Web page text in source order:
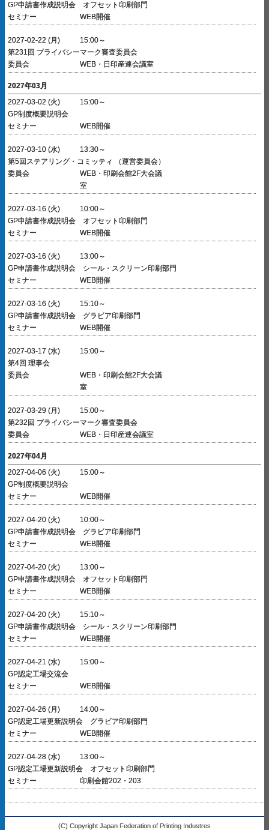
GP申請書作成説明会 オフセット印刷部門
セミナー
WEB開催
2027-02-22 (月)
15:00～
第231回 プライバシーマーク審査委員会
委員会
WEB・日印産連会議室
2027年03月
2027-03-02 (火)
15:00～
GP制度概要説明会
セミナー
WEB開催
2027-03-10 (水)
13:30～
第5回ステアリング・コミッティ （運営委員会）
委員会
WEB・印刷会館2F大会議
室
2027-03-16 (火)
10:00～
GP申請書作成説明会 オフセット印刷部門
セミナー
WEB開催
2027-03-16 (火)
13:00～
GP申請書作成説明会 シール・スクリーン印刷部門
セミナー
WEB開催
2027-03-16 (火)
15:10～
GP申請書作成説明会 グラビア印刷部門
セミナー
WEB開催
2027-03-17 (水)
15:00～
第4回 理事会
委員会
WEB・印刷会館2F大会議
室
2027-03-29 (月)
15:00～
第232回 プライバシーマーク審査委員会
委員会
WEB・日印産連会議室
2027年04月
2027-04-06 (火)
15:00～
GP制度概要説明会
セミナー
WEB開催
2027-04-20 (火)
10:00～
GP申請書作成説明会 グラビア印刷部門
セミナー
WEB開催
2027-04-20 (火)
13:00～
GP申請書作成説明会 オフセット印刷部門
セミナー
WEB開催
2027-04-20 (火)
15:10～
GP申請書作成説明会 シール・スクリーン印刷部門
セミナー
WEB開催
2027-04-21 (水)
15:00～
GP認定工場交流会
セミナー
WEB開催
2027-04-26 (月)
14:00～
GP認定工場更新説明会 グラビア印刷部門
セミナー
WEB開催
2027-04-28 (水)
13:00～
GP認定工場更新説明会 オフセット印刷部門
セミナー
印刷会館202・203
(C) Copyright Japan Federation of Printing Industres